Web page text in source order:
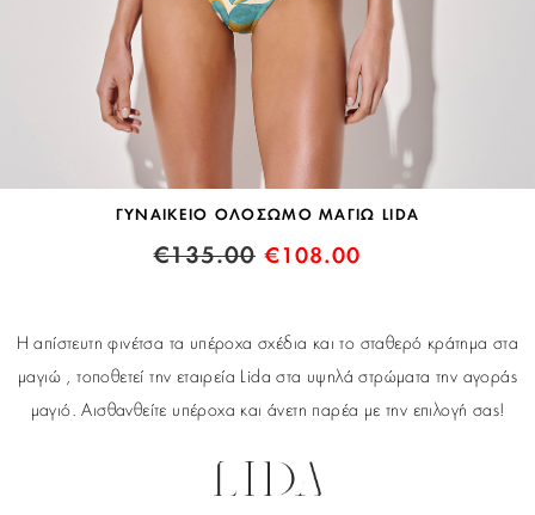
ΓΥΝΑΙΚΕΙΟ ΟΛΟΣΩΜΟ ΜΑΓΙΩ LIDA
€135.00 € 108.00
Η απίστευτη φινέτσα τα υπέροχα σχέδια και το σταθερό κράτημα στα
μαγιώ , τοποθετεί την εταιρεία Lida στα υψηλά στρώματα την αγοράς
μαγιό. Αισθανθείτε υπέροχα και άνετη παρέα με την επιλογή σας!